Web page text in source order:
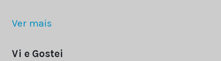
Ver mais
Vi e Gostei